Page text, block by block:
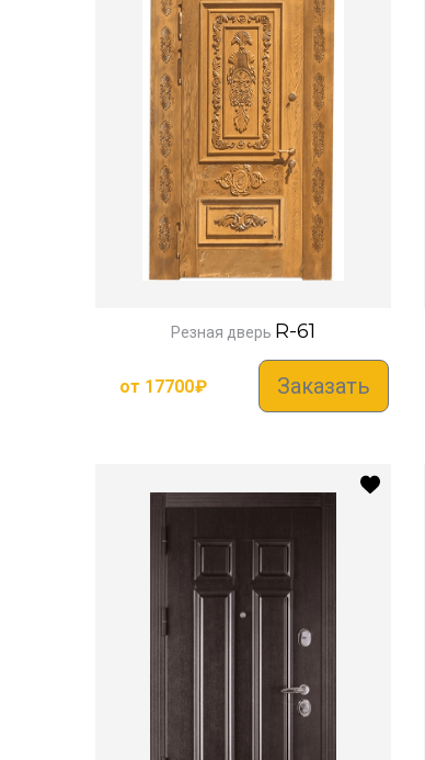
Резная дверь R-61
от 17700₽ Заказать